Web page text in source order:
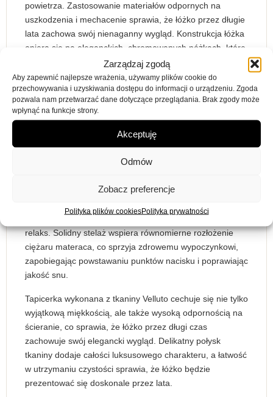
Zarządzaj zgodą
Aby zapewnić najlepsze wrażenia, używamy plików cookie do
przechowywania i uzyskiwania dostępu do informacji o urządzeniu. Zgoda
pozwala nam przetwarzać dane dotyczące przeglądania. Brak zgody może
wpłynąć na funkcje strony.
Akceptuję
Odmów
Zobacz preferencje
Polityka plików cookiesPolityka prywatności
powietrza. Zastosowanie materiałów odpornych na
uszkodzenia i mechacenie sprawia, że łóżko przez długie
lata zachowa swój nienaganny wygląd. Konstrukcja łóżka
opiera się na eleganckich, chromowanych nóżkach, które
nadają całości lekkości i podkreślają nowoczesny
charakter mebla. Nóżki te nie tylko wyglądają stylowo, ale
również zapewniają stabilność i bezpieczeństwo
użytkowania.
Komfortowy sen na dużej
powierzchni
mnóstwo miejsca zarówno dla jednej osoby, jak i pary.
relaks. Solidny stelaż wspiera równomierne rozłożenie
ciężaru materaca, co sprzyja zdrowemu wypoczynkowi,
zapobiegając powstawaniu punktów nacisku i poprawiając
jakość snu.
Tapicerka wykonana z tkaniny Velluto cechuje się nie tylko
wyjątkową miękkością, ale także wysoką odpornością na
ścieranie, co sprawia, że łóżko przez długi czas
zachowuje swój elegancki wygląd. Delikatny połysk
tkaniny dodaje całości luksusowego charakteru, a łatwość
w utrzymaniu czystości sprawia, że łóżko będzie
prezentować się doskonale przez lata.